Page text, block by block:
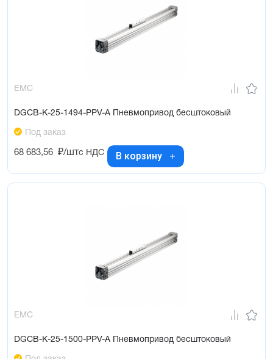
EMC
DGCB-K-25-1494-PPV-A Пневмопривод бесштоковый
Под заказ
68 683,56 ₽/штс НДС В корзину
EMC
DGCB-K-25-1500-PPV-A Пневмопривод бесштоковый